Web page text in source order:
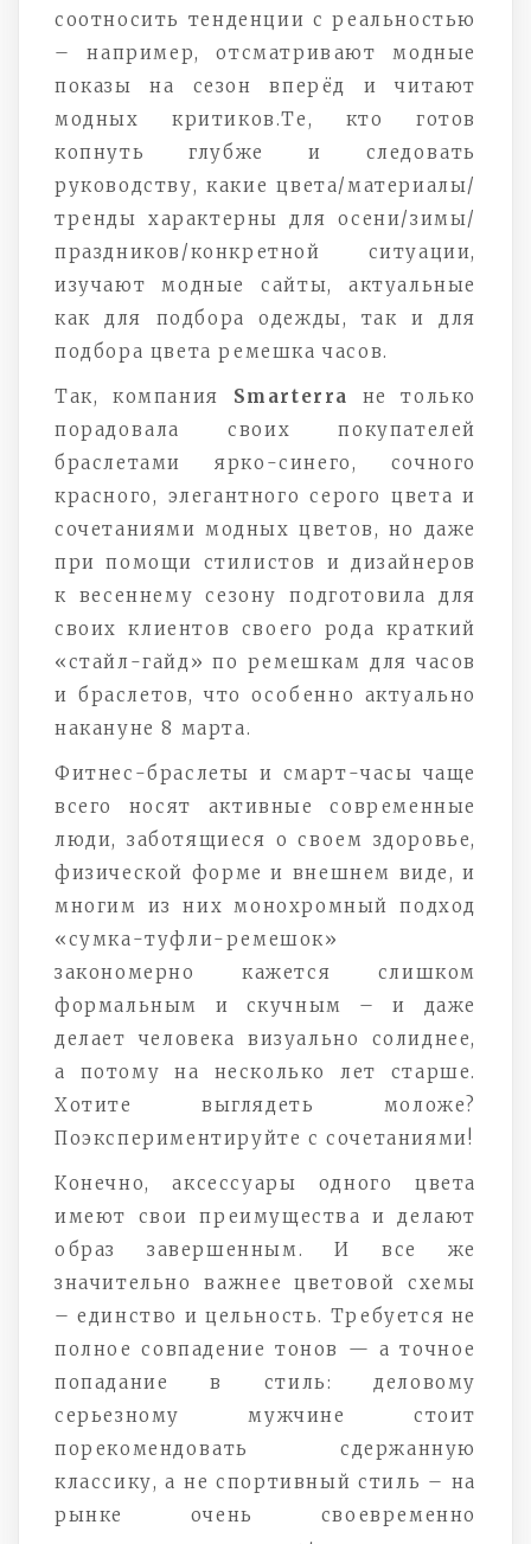
соотносить тенденции с реальностью
– например, отсматривают модные
показы на сезон вперёд и читают
модных критиков.Те, кто готов
копнуть глубже и следовать
руководству, какие цвета/материалы/
тренды характерны для осени/зимы/
праздников/конкретной ситуации,
изучают модные сайты, актуальные
как для подбора одежды, так и для
подбора цвета ремешка часов.
Так, компания Smarterra
не только
порадовала своих покупателей
браслетами ярко-синего, сочного
красного, элегантного серого цвета и
сочетаниями модных цветов, но даже
при помощи стилистов и дизайнеров
к весеннему сезону подготовила для
своих клиентов своего рода краткий
«стайл-гайд» по ремешкам для часов
и браслетов, что особенно актуально
накануне 8 марта.
Фитнес-браслеты и смарт-часы чаще
всего носят активные современные
люди, заботящиеся о своем здоровье,
физической форме и внешнем виде, и
многим из них монохромный подход
«сумка-туфли-ремешок»
закономерно кажется слишком
формальным и скучным – и даже
делает человека визуально солиднее,
а потому на несколько лет старше.
Хотите выглядеть моложе?
Поэкспериментируйте с сочетаниями!
Конечно, аксессуары одного цвета
имеют свои преимущества и делают
образ завершенным. И все же
значительно важнее цветовой схемы
– единство и цельность. Требуется не
полное совпадение тонов — а точное
попадание в стиль: деловому
серьезному мужчине стоит
порекомендовать сдержанную
классику, а не спортивный стиль – на
рынке очень своевременно